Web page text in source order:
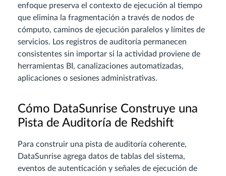
enfoque preserva el contexto de ejecución al tiempo
que elimina la fragmentación a través de nodos de
cómputo, caminos de ejecución paralelos y límites de
servicios. Los registros de auditoría permanecen
consistentes sin importar si la actividad proviene de
herramientas BI, canalizaciones automatizadas,
aplicaciones o sesiones administrativas.
Cómo DataSunrise Construye una
Pista de Auditoría de Redshift
Para construir una pista de auditoría coherente,
DataSunrise agrega datos de tablas del sistema,
eventos de autenticación y señales de ejecución de